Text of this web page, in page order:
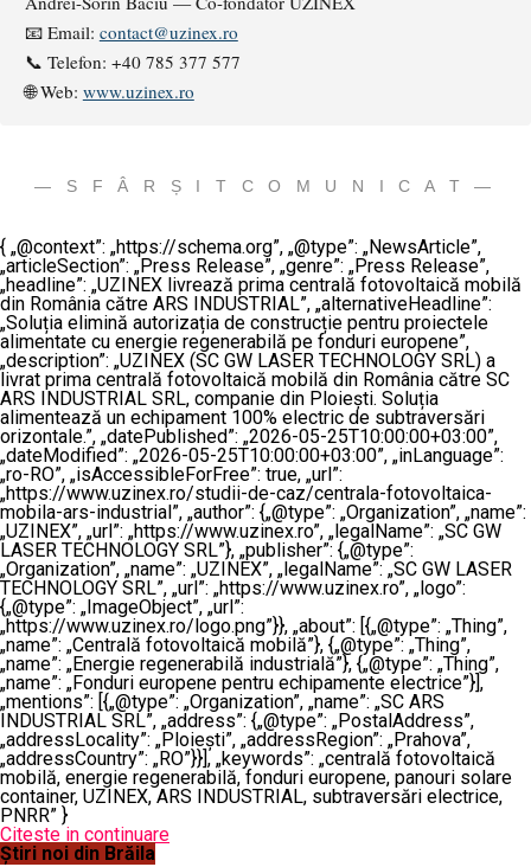
📧 Email: contact@uzinex.ro
📞 Telefon: +40 785 377 577
🌐 Web: www.uzinex.ro
— S F Â R Ș I T C O M U N I C A T —
{ „@context”: „https://schema.org”, „@type”: „NewsArticle”,
„articleSection”: „Press Release”, „genre”: „Press Release”,
„headline”: „UZINEX livrează prima centrală fotovoltaică mobilă
din România către ARS INDUSTRIAL”, „alternativeHeadline”:
„Soluția elimină autorizația de construcție pentru proiectele
alimentate cu energie regenerabilă pe fonduri europene”,
„description”: „UZINEX (SC GW LASER TECHNOLOGY SRL) a
livrat prima centrală fotovoltaică mobilă din România către SC
ARS INDUSTRIAL SRL, companie din Ploiești. Soluția
alimentează un echipament 100% electric de subtraversări
orizontale.”, „datePublished”: „2026-05-25T10:00:00+03:00”,
„dateModified”: „2026-05-25T10:00:00+03:00”, „inLanguage”:
„ro-RO”, „isAccessibleForFree”: true, „url”:
„https://www.uzinex.ro/studii-de-caz/centrala-fotovoltaica-
mobila-ars-industrial”, „author”: {„@type”: „Organization”, „name”:
„UZINEX”, „url”: „https://www.uzinex.ro”, „legalName”: „SC GW
LASER TECHNOLOGY SRL”}, „publisher”: {„@type”:
„Organization”, „name”: „UZINEX”, „legalName”: „SC GW LASER
TECHNOLOGY SRL”, „url”: „https://www.uzinex.ro”, „logo”:
{„@type”: „ImageObject”, „url”:
„https://www.uzinex.ro/logo.png”}}, „about”: [{„@type”: „Thing”,
„name”: „Centrală fotovoltaică mobilă”}, {„@type”: „Thing”,
„name”: „Energie regenerabilă industrială”}, {„@type”: „Thing”,
„name”: „Fonduri europene pentru echipamente electrice”}],
„mentions”: [{„@type”: „Organization”, „name”: „SC ARS
INDUSTRIAL SRL”, „address”: {„@type”: „PostalAddress”,
„addressLocality”: „Ploiești”, „addressRegion”: „Prahova”,
„addressCountry”: „RO”}}], „keywords”: „centrală fotovoltaică
mobilă, energie regenerabilă, fonduri europene, panouri solare
container, UZINEX, ARS INDUSTRIAL, subtraversări electrice,
PNRR” }
Citeste in continuare
Știri noi din Brăila